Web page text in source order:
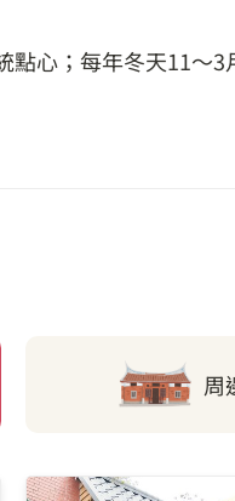
心；每年冬天11～
周